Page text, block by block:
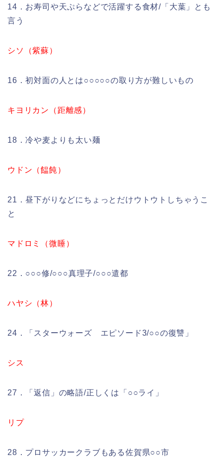
14．お寿司や天ぷらなどで活躍する食材/「大葉」とも
言う
シソ（紫蘇）
16．初対面の人とは○○○○○の取り方が難しいもの
キヨリカン（距離感）
18．冷や麦よりも太い麺
ウドン（饂飩）
21．昼下がりなどにちょっとだけウトウトしちゃうこ
と
マドロミ（微睡）
22．○○○修/○○○真理子/○○○遣都
ハヤシ（林）
24．「スターウォーズ エピソード3/○○の復讐」
シス
27．「返信」の略語/正しくは「○○ライ」
リプ
28．プロサッカークラブもある佐賀県○○市